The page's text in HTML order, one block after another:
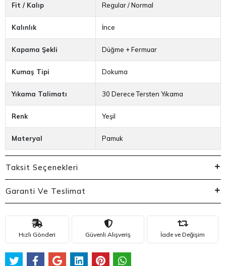
Fit / Kalıp Regular / Normal
Kalınlık İnce
Kapama Şekli Düğme + Fermuar
Kumaş Tipi Dokuma
Yıkama Talimatı 30 Derece Tersten Yıkama
Renk Yeşil
Materyal Pamuk
Taksit Seçenekleri
Garanti Ve Teslimat
Hızlı Gönderi Güvenli Alışveriş İade ve Değişim